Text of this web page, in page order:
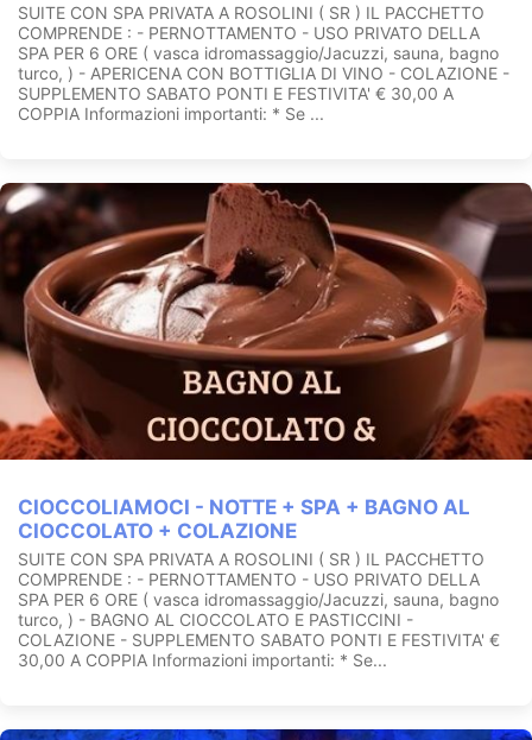
SUITE CON SPA PRIVATA A ROSOLINI ( SR ) IL PACCHETTO
COMPRENDE : - PERNOTTAMENTO - USO PRIVATO DELLA
SPA PER 6 ORE ( vasca idromassaggio/Jacuzzi, sauna, bagno
turco, ) - APERICENA CON BOTTIGLIA DI VINO - COLAZIONE -
SUPPLEMENTO SABATO PONTI E FESTIVITA' € 30,00 A
COPPIA Informazioni importanti: * Se ...
CIOCCOLIAMOCI - NOTTE + SPA + BAGNO AL
CIOCCOLATO + COLAZIONE
SUITE CON SPA PRIVATA A ROSOLINI ( SR ) IL PACCHETTO
COMPRENDE : - PERNOTTAMENTO - USO PRIVATO DELLA
SPA PER 6 ORE ( vasca idromassaggio/Jacuzzi, sauna, bagno
turco, ) - BAGNO AL CIOCCOLATO E PASTICCINI -
COLAZIONE - SUPPLEMENTO SABATO PONTI E FESTIVITA' €
30,00 A COPPIA Informazioni importanti: * Se...